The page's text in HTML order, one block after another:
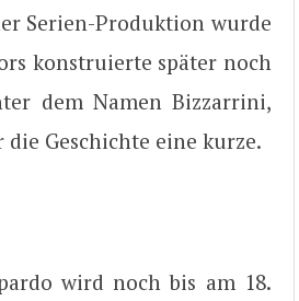
Serien-Produktion wurde
konstruierte später noch
dem Namen Bizzarrini,
die Geschichte eine kurze.
wird noch bis am 18.